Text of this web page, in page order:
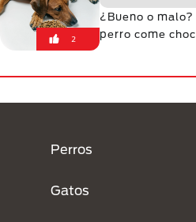
2
¿Bueno o
perro come
Perros
Gatos